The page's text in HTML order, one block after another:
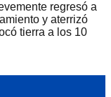
regresó a
y aterrizó
tierra a los 10